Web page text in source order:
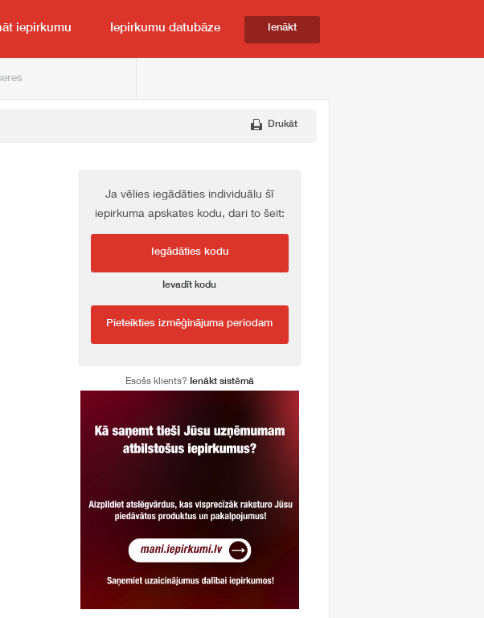
iepirkumu Iepirkumu datubāze Ienākt
Drukāt
Ja vēlies iegādāties individuālu šī
iepirkuma apskates kodu, dari to šeit:
Iegādāties kodu
Ievadīt kodu
Pieteikties izmēģinājuma periodam
Esošs klients? Ienākt sistēmā